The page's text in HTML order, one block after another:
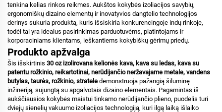
tenkina kelias rinkos reikmes. Aukštos kokybės izoliacijos savybių,
ergonomiškų dizaino elementų ir inovatyvios dangtelio technologijos
derinys sukuria produktą, kuris išsiskiria konkurencingoje indų rinkoje,
todėl tai yra idealus pasirinkimas parduotuvėms, platintojams ir
korporaciniams klientams, ieškantiems kokybiškų gėrimų priedų.
Produkto apžvalga
Šis išskirtinis 30 oz izolirovana kelionės kava, kava su ledas, kava su
patentu rožkinio, reikartotinai, nerūdijančio neržavajame metale, vandens
butylas, taurės, rožkinio, stratele demonstruoja pažangią šiluminę
inžineriją, sujungtą su apgalvotais dizaino elementais. Pagamintas iš
aukščiausios kokybės maistui tinkamo nerūdijančio plieno, puodelis turi
dviejų sienelių vakuumo izoliacijos technologiją, kuri ilgą laiką išlaiko